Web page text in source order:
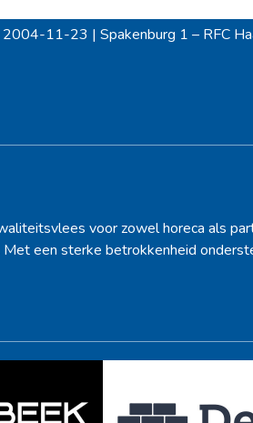
next
2004-11-23 | Spakenburg 1 – RFC
voor zowel horeca als
een sterke betrokkenheid